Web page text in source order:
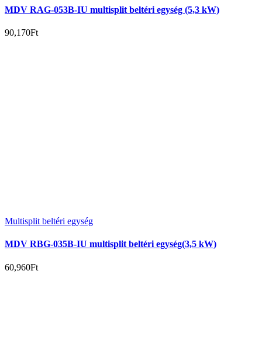
MDV RAG-053B-IU multisplit beltéri egység (5,3 kW)
90,170Ft
Multisplit beltéri egység
MDV RBG-035B-IU multisplit beltéri egység(3,5 kW)
60,960Ft